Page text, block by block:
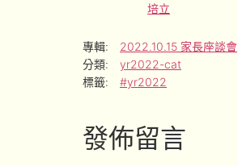
培立
專輯:
2022.10.15 家長座談會
分類:
yr2022-cat
標籤:
#yr2022
發佈留言